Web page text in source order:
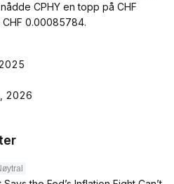
CPHY en topp på CHF
0.00085784.
2026